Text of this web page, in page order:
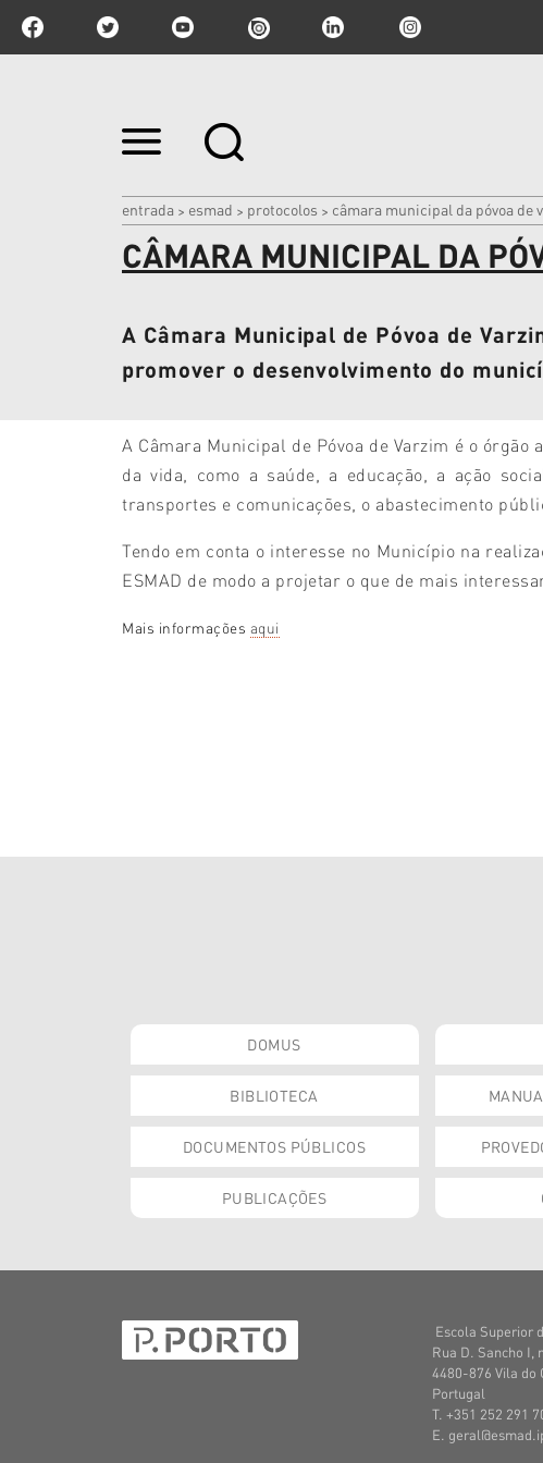
Ir
para
|
Ir
para
a
entrada > esmad > protocolos > câmara municipal da póvoa de
CÂMARA MUNICIPAL DA
A Câmara Municipal de Póvoa de
promover o desenvolvimento do
A Câmara Municipal de Póvoa de Varzim é o
da vida, como a saúde, a educação, a ação
transportes e comunicações, o abastecimento
Tendo em conta o interesse no Município na
ESMAD de modo a projetar o que de mais
Mais informações aqui
DOMUS
BIBLIOTECA
DOCUMENTOS PÚBLICOS
PUBLICAÇÕES
Escola Superior
Rua D. Sancho I,
4480-876 Vila do
Portugal
T. +351 252 291
E.